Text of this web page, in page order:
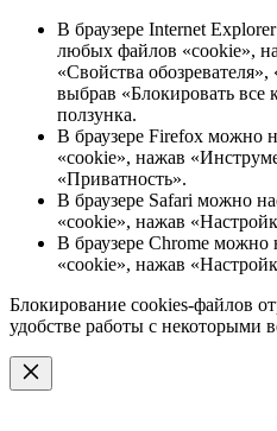
В браузере Internet
любых файлов «cookie»,
«Свойства
выбрав «Блокировать
ползунка.
В браузере Firefox можно
«cookie», нажав
«Приватность».
В браузере Safari можно
«cookie», нажав
В браузере Chrome можно
«cookie», нажав
Блокирование cookies-файлов
удобстве работы с некоторыми